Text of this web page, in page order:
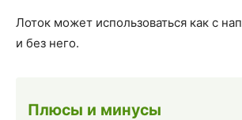
Лоток может использоваться как с
и без него.
Плюсы и минусы